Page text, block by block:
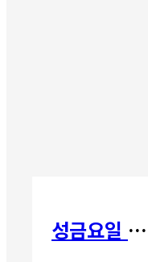
성금요일 칸타타